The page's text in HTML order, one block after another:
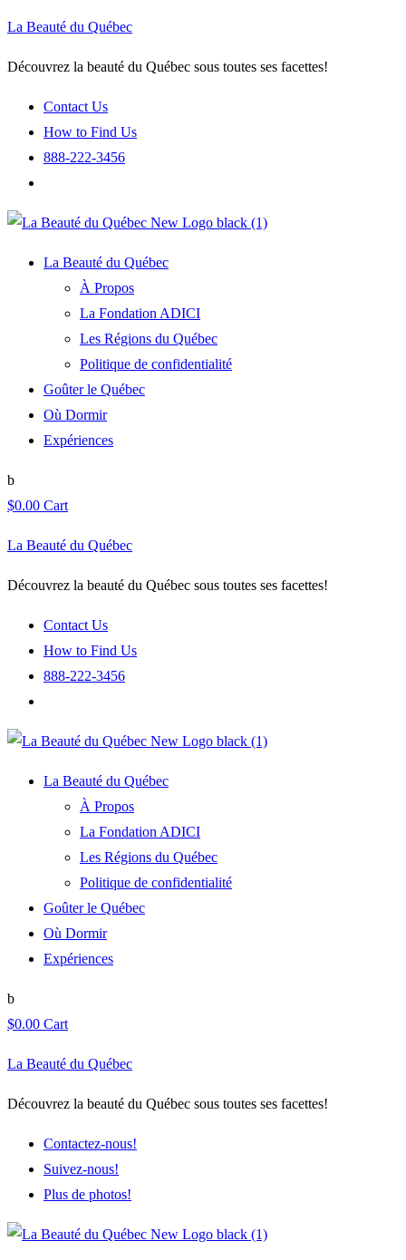
La Beauté du Québec
Découvrez la beauté du Québec sous toutes ses facettes!
Contact Us
How to Find Us
888-222-3456
La Beauté du Québec
À Propos
La Fondation ADICI
Les Régions du Québec
Politique de confidentialité
Goûter le Québec
Où Dormir
Expériences
$0.00 Cart
La Beauté du Québec
Découvrez la beauté du Québec sous toutes ses facettes!
Contact Us
How to Find Us
888-222-3456
La Beauté du Québec
À Propos
La Fondation ADICI
Les Régions du Québec
Politique de confidentialité
Goûter le Québec
Où Dormir
Expériences
$0.00 Cart
La Beauté du Québec
Découvrez la beauté du Québec sous toutes ses facettes!
Contactez-nous!
Suivez-nous!
Plus de photos!